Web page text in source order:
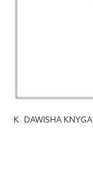
K. DAWISHA KNYGA